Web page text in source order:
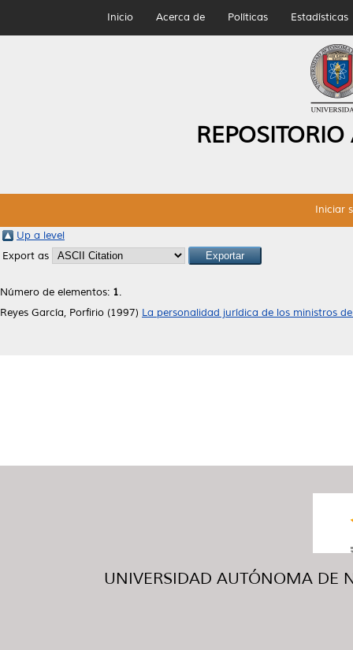
Inicio Acerca de Políticas Estadísticas
Iniciar
Up a level
Export as
Número de elementos: 1.
Reyes García, Porfirio (1997) La personalidad jurídica de los ministros
UNIVERSIDAD AUTÓNOMA DE